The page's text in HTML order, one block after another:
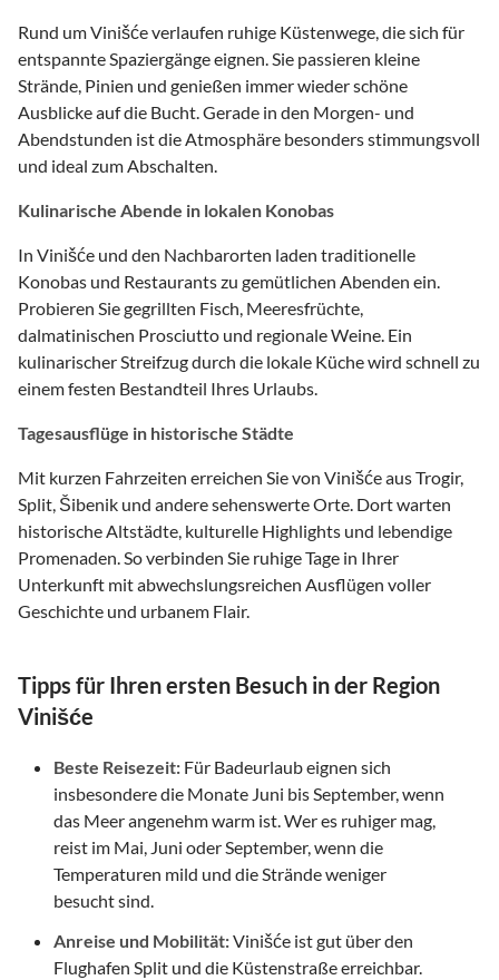
Rund um Vinišće verlaufen ruhige Küstenwege, die sich für
entspannte Spaziergänge eignen. Sie passieren kleine
Strände, Pinien und genießen immer wieder schöne
Ausblicke auf die Bucht. Gerade in den Morgen- und
Abendstunden ist die Atmosphäre besonders stimmungsvoll
und ideal zum Abschalten.
Kulinarische Abende in lokalen Konobas
In Vinišće und den Nachbarorten laden traditionelle
Konobas und Restaurants zu gemütlichen Abenden ein.
Probieren Sie gegrillten Fisch, Meeresfrüchte,
dalmatinischen Prosciutto und regionale Weine. Ein
kulinarischer Streifzug durch die lokale Küche wird schnell zu
einem festen Bestandteil Ihres Urlaubs.
Tagesausflüge in historische Städte
Mit kurzen Fahrzeiten erreichen Sie von Vinišće aus Trogir,
Split, Šibenik und andere sehenswerte Orte. Dort warten
historische Altstädte, kulturelle Highlights und lebendige
Promenaden. So verbinden Sie ruhige Tage in Ihrer
Unterkunft mit abwechslungsreichen Ausflügen voller
Geschichte und urbanem Flair.
Tipps für Ihren ersten Besuch in der Region
Vinišće
Beste Reisezeit: Für Badeurlaub eignen sich
insbesondere die Monate Juni bis September, wenn
das Meer angenehm warm ist. Wer es ruhiger mag,
reist im Mai, Juni oder September, wenn die
Temperaturen mild und die Strände weniger
besucht sind.
Anreise und Mobilität:Vinišće ist gut über den
Flughafen Split und die Küstenstraße erreichbar.